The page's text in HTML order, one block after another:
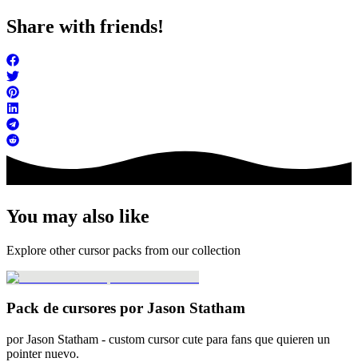
Share with friends!
You may also like
Explore other cursor packs from our collection
Pack de cursores por Jason Statham
por Jason Statham - custom cursor cute para fans que quieren un
pointer nuevo.